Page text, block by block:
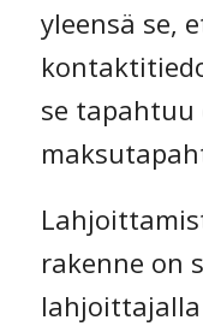
yleensä se,
se tapahtuu
rakenne on